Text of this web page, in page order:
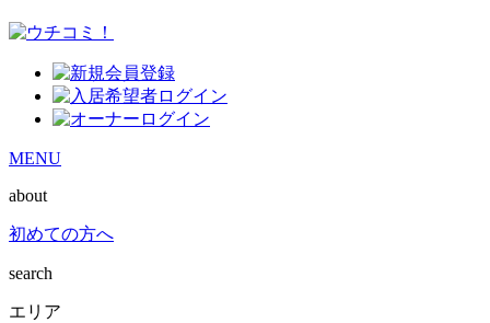
MENU
about
初めての方へ
search
エリア